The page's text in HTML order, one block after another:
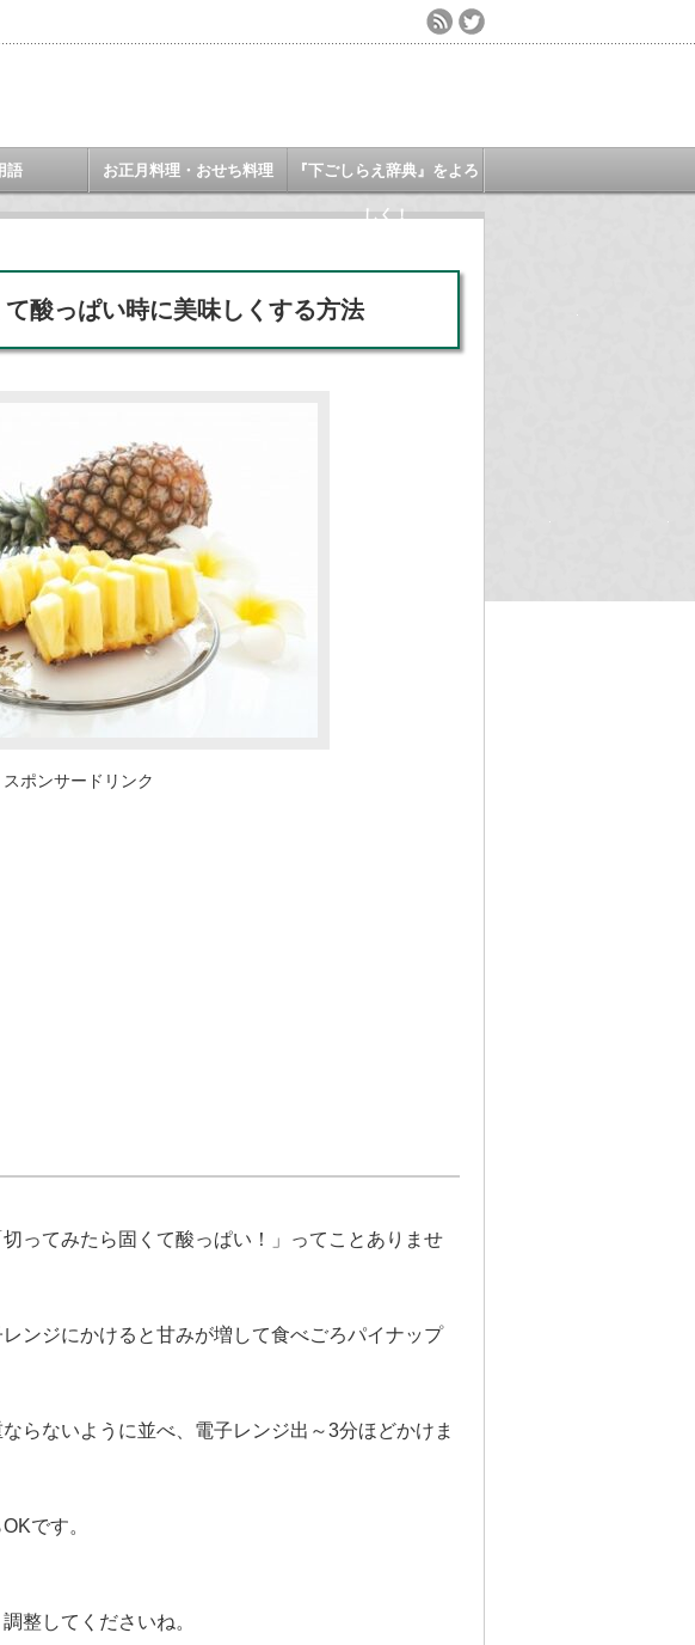
語 お正月料理・おせち料理 『下ごしらえ辞典』をよろ
しく！
酸っぱい時に美味しくする方法
スポンサードリンク
ってみたら固くて酸っぱい！」ってことありませ
ンジにかけると甘みが増して食べごろパイナップ
らないように並べ、電子レンジ出～3分ほどかけま
です。
整してくださいね。